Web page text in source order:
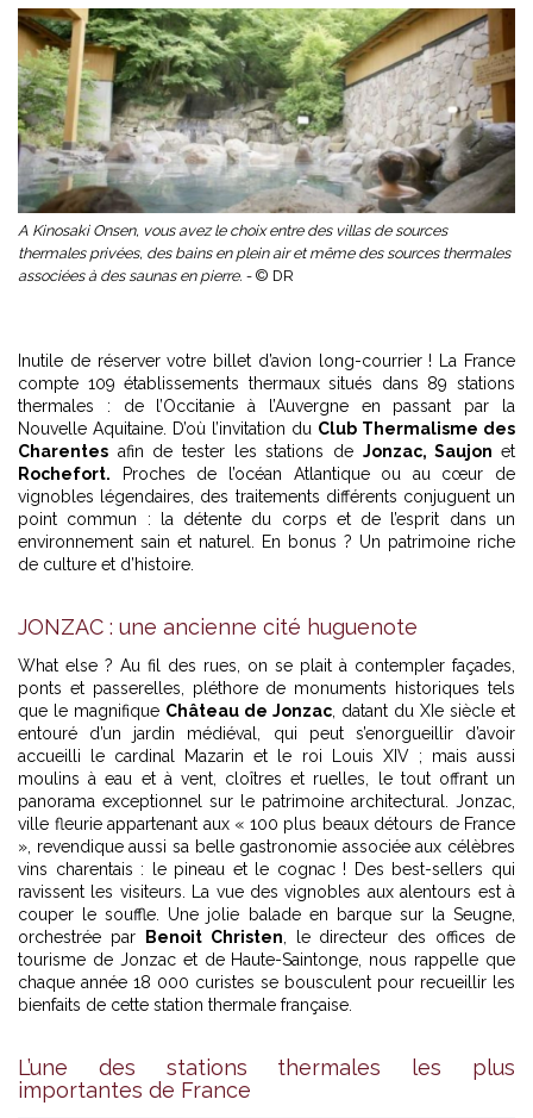
A Kinosaki Onsen, vous avez le choix entre des villas de sources
thermales privées, des bains en plein air et même des sources thermales
associées à des saunas en pierre. - © DR
Inutile de réserver votre billet d’avion long-courrier ! La France
compte 109 établissements thermaux situés dans 89 stations
thermales : de l’Occitanie à l’Auvergne en passant par la
Nouvelle Aquitaine. D’où l’invitation du Club Thermalisme des
Charentes afin de tester les stations de Jonzac, Saujonet
Rochefort. Proches de l’océan Atlantique ou au cœur de
vignobles légendaires, des traitements différents conjuguent un
point commun : la détente du corps et de l’esprit dans un
environnement sain et naturel. En bonus ? Un patrimoine riche
de culture et d’histoire.
JONZAC : une ancienne cité huguenote
What else ? Au fil des rues, on se plait à contempler façades,
ponts et passerelles, pléthore de monuments historiques tels
que le magnifique Château de Jonzac, datant du XIe siècle et
entouré d’un jardin médiéval, qui peut s’enorgueillir d’avoir
accueilli le cardinal Mazarin et le roi Louis XIV ; mais aussi
moulins à eau et à vent, cloîtres et ruelles, le tout offrant un
panorama exceptionnel sur le patrimoine architectural. Jonzac,
ville fleurie appartenant aux « 100 plus beaux détours de France
», revendique aussi sa belle gastronomie associée aux célèbres
vins charentais : le pineau et le cognac ! Des best-sellers qui
ravissent les visiteurs. La vue des vignobles aux alentours est à
couper le souffle. Une jolie balade en barque sur la Seugne,
orchestrée par
Benoit Christen, le directeur des offices de
tourisme de Jonzac et de Haute-Saintonge, nous rappelle que
chaque année 18 000 curistes se bousculent pour recueillir les
bienfaits de cette station thermale française.
L’une des stations thermales les plus
importantes de France